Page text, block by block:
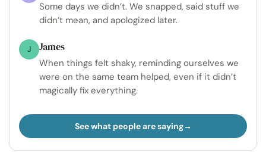
Some days we didn’t. We snapped, said stuff we
didn’t mean, and apologized later.
J James
When things felt shaky, reminding ourselves we
were on the same team helped, even if it didn’t
magically fix everything.
See what people are saying